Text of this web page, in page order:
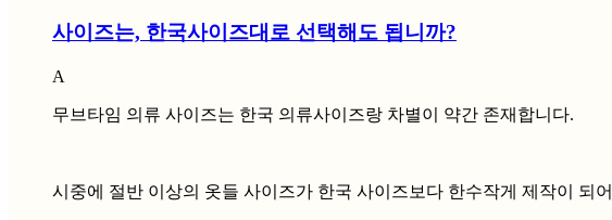
사이즈는, 한국사이즈대로 선택해도 됩니까?
A
무브타임 의류 사이즈는 한국 의류사이즈랑 차별이 약간 존재합니다.
시중에 절반 이상의 옷들 사이즈가 한국 사이즈보다 한수작게 제작이 되